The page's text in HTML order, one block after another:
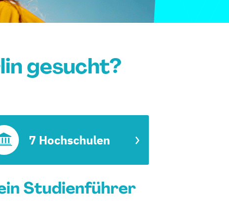
gesucht?
7 Hochschulen
Studienführer